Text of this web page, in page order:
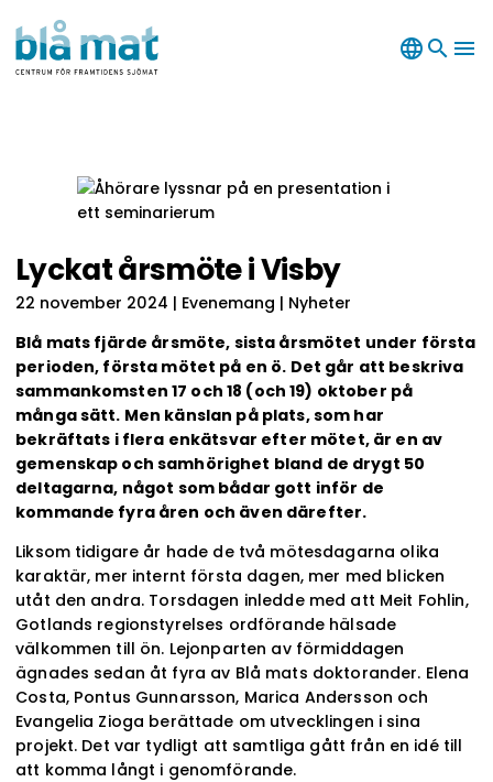
language search menu
Lyckat årsmöte i Visby
22 november 2024 | Evenemang | Nyheter
Blå mats fjärde årsmöte, sista årsmötet under första
perioden, första mötet på en ö. Det går att beskriva
sammankomsten 17 och 18 (och 19) oktober på
många sätt. Men känslan på plats, som har
bekräftats i flera enkätsvar efter mötet, är en av
gemenskap och samhörighet bland de drygt 50
deltagarna, något som bådar gott inför de
kommande fyra åren och även därefter.
Liksom tidigare år hade de två mötesdagarna olika
karaktär, mer internt första dagen, mer med blicken
utåt den andra. Torsdagen inledde med att Meit Fohlin,
Gotlands regionstyrelses ordförande hälsade
välkommen till ön. Lejonparten av förmiddagen
ägnades sedan åt fyra av Blå mats doktorander. Elena
Costa, Pontus Gunnarsson, Marica Andersson och
Evangelia Zioga berättade om utvecklingen i sina
projekt. Det var tydligt att samtliga gått från en idé till
att komma långt i genomförande.